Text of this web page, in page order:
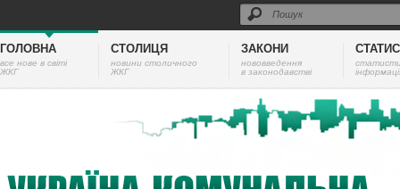
ГОЛОВНА
все нове в світі
ЖКГ
СТОЛИЦЯ
новини столичного
ЖКГ
ЗАКОНИ
нововведення
в законодавстві